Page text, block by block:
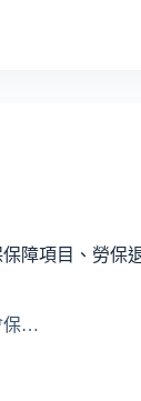
障項目、勞保
保…